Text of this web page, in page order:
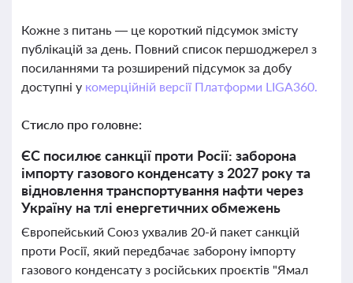
Кожне з питань — це короткий підсумок змісту
публікацій за день. Повний список першоджерел з
посиланнями та розширений підсумок за добу
доступні у комерційній версії Платформи LIGA360.
Стисло про головне:
ЄС посилює санкції проти Росії: заборона
імпорту газового конденсату з 2027 року та
відновлення транспортування нафти через
Україну на тлі енергетичних обмежень
Європейський Союз ухвалив 20-й пакет санкцій
проти Росії, який передбачає заборону імпорту
газового конденсату з російських проєктів "Ямал